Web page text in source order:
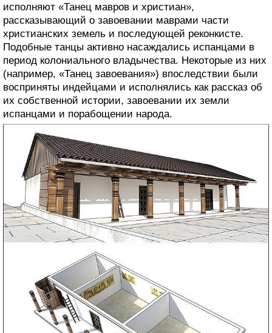
исполняют «Танец мавров и христиан»,
рассказывающий о завоевании маврами части
христианских земель и последующей реконкисте.
Подобные танцы активно насаждались испанцами в
период колониального владычества. Некоторые из них
(например, «Танец завоевания») впоследствии были
восприняты индейцами и исполнялись как рассказ об
их собственной истории, завоевании их земли
испанцами и порабощении народа.